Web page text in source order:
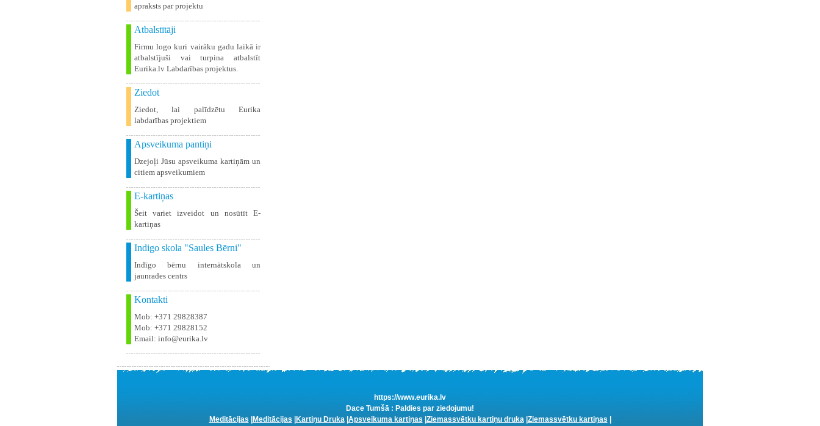
apraksts par projektu
Atbalstītāji
Firmu logo kuri vairāku gadu laikā ir
atbalstījuši vai turpina atbalstīt
Eurika.lv Labdarības projektus.
Ziedot
Ziedot, lai palīdzētu Eurika
labdarības projektiem
Apsveikuma pantiņi
Dzejoļi Jūsu apsveikuma kartiņām un
citiem apsveikumiem
E-kartiņas
Šeit variet izveidot un nosūtīt E-
kartiņas
Indigo skola "Saules Bērni"
Indīgo bērnu internātskola un
jaunrades centrs
Kontakti
Mob: +371 29828387
Mob: +371 29828152
Email: info@eurika.lv
https://www.eurika.lv
Dace Tumšā : Paldies par ziedojumu!
Meditācijas
Meditācijas Kartiņu Druka| Apsveikuma kartiņas Ziemassvētku kartiņu druka| Ziemassvētku kartiņas